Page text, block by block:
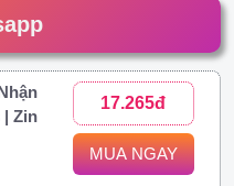
| Zin
17.265đ
MUA NGAY